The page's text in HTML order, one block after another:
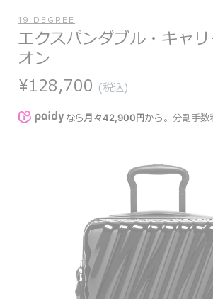
19 DEGREE
エクスパンダブル・キャリ
オン
¥128,700 (税込)
なら月々42,900円から。分割手数